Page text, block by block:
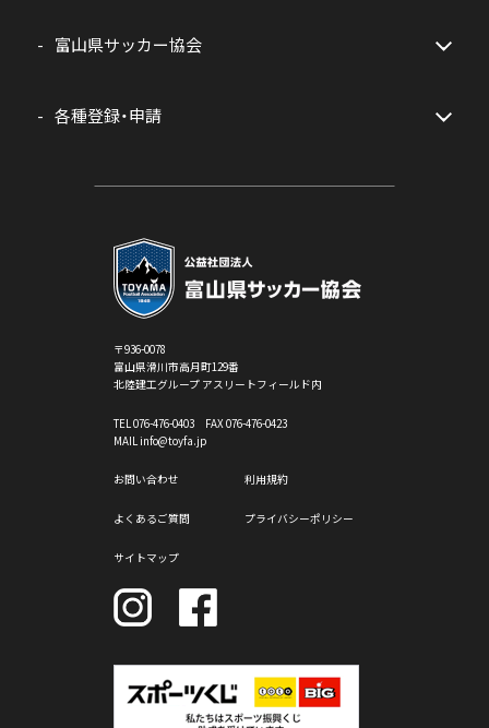
富山県サッカー協会
各種登録・申請
〒936-0078
富山県滑川市高月町129番
北陸建工グループ アスリートフィールド内
TEL 076-476-0403 FAX 076-476-0423
MAIL info@toyfa.jp
お問い合わせ 利用規約
よくあるご質問 プライバシーポリシー
サイトマップ